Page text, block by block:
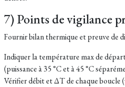
7) Points de vigilance
Fournir bilan thermique et preuve de
Indiquer la température max de
(puissance à 35 °C et à 45 °C
Vérifier débit et ΔT de chaque boucle